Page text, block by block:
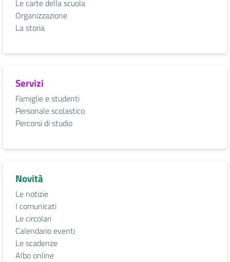
Le carte della scuola
Organizzazione
La storia
Servizi
Famiglie e studenti
Personale scolastico
Percorsi di studio
Novità
Le notizie
I comunicati
Le circolari
Calendario eventi
Le scadenze
Albo online